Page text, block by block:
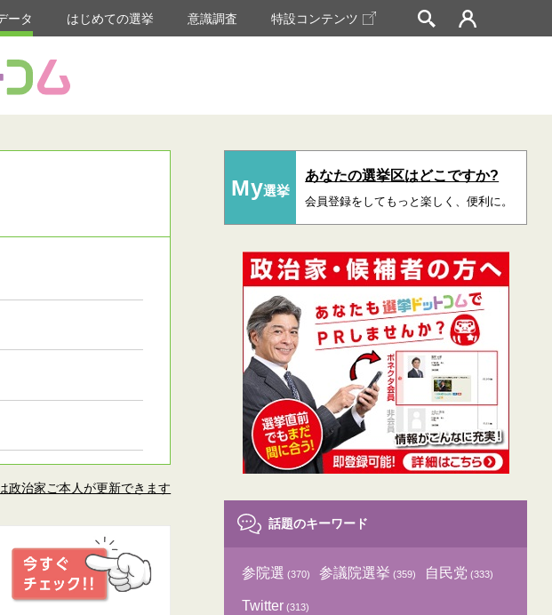
ータ はじめての選挙 意識調査 特設コンテンツ
政治家ご本人が更新できます
My選挙
あなたの選挙区はどこですか?
会員登録をしてもっと楽しく、便利に。
話題のキーワード
参院選 (370) 参議院選挙 (359) 自民党 (333)
Twitter (313)